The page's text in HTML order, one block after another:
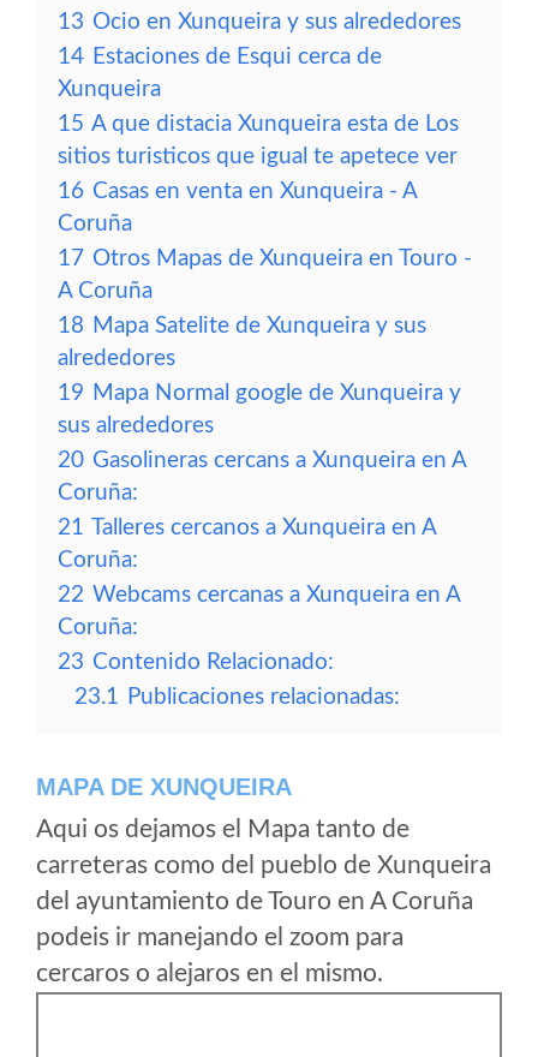
13 Ocio en Xunqueira y sus alrededores
14 Estaciones de Esqui cerca de
Xunqueira
15 A que distacia Xunqueira esta de Los
sitios turisticos que igual te apetece ver
16 Casas en venta en Xunqueira - A
Coruña
17 Otros Mapas de Xunqueira en Touro -
A Coruña
18 Mapa Satelite de Xunqueira y sus
alrededores
19 Mapa Normal google de Xunqueira y
sus alrededores
20 Gasolineras cercans a Xunqueira en A
Coruña:
21 Talleres cercanos a Xunqueira en A
Coruña:
22 Webcams cercanas a Xunqueira en A
Coruña:
23 Contenido Relacionado:
23.1 Publicaciones relacionadas:
MAPA DE XUNQUEIRA
Aqui os dejamos el Mapa tanto de
carreteras como del pueblo de Xunqueira
del ayuntamiento de Touro en A Coruña
podeis ir manejando el zoom para
cercaros o alejaros en el mismo.